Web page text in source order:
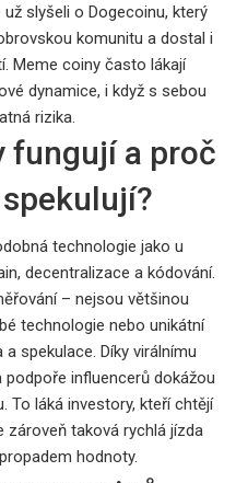
slyšeli o Dogecoinu, který
komunitu a dostal i
Meme coiny často lákají
dynamice, i když s sebou
rizika.
fungují a proč
technologie jako u
decentralizace a kódování.
– nejsou většinou
technologie nebo unikátní
spekulace. Díky virálnímu
influencerů dokážou
To láká investory, kteří chtějí
zároveň taková rychlá jízda
hodnoty.